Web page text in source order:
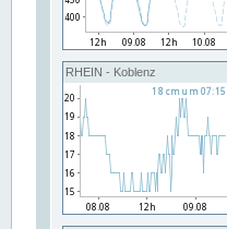
RHEIN - Koblenz